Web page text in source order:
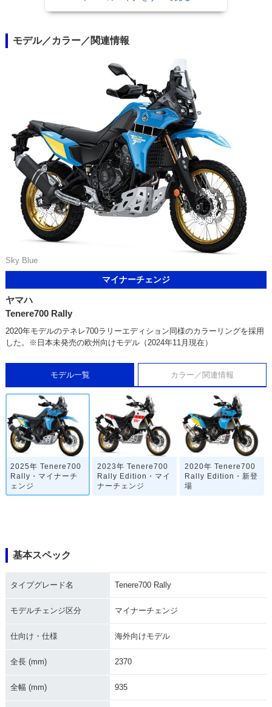
モデル／カラー／関連情報
Sky Blue
マイナーチェンジ
ヤマハ
Tenere700 Rally
2020年モデルのテネレ700ラリーエディション同様のカラーリングを採用
した。※日本未発売の欧州向けモデル（2024年11月現在）
モデル一覧 カラー／関連情報
2025年 Tenere700
Rally・マイナーチ
ェンジ
2023年 Tenere700
Rally Edition・マイ
ナーチェンジ
2020年 Tenere700
Rally Edition・新登
場
基本スペック
タイプグレード名 Tenere700 Rally
モデルチェンジ区分 マイナーチェンジ
仕向け・仕様 海外向けモデル
全長 (mm) 2370
全幅 (mm) 935